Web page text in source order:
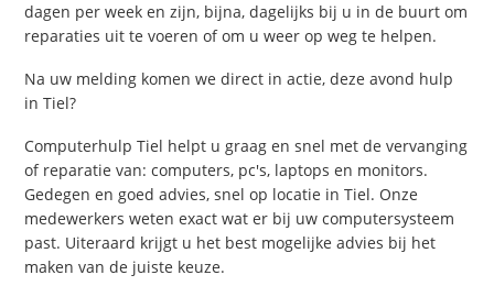
dagen per week en zijn, bijna, dagelijks bij u in de buurt om
reparaties uit te voeren of om u weer op weg te helpen.
Na uw melding komen we direct in actie, deze avond hulp
in Tiel?
Computerhulp Tiel helpt u graag en snel met de vervanging
of reparatie van: computers, pc's, laptops en monitors.
Gedegen en goed advies, snel op locatie in Tiel. Onze
medewerkers weten exact wat er bij uw computersysteem
past. Uiteraard krijgt u het best mogelijke advies bij het
maken van de juiste keuze.